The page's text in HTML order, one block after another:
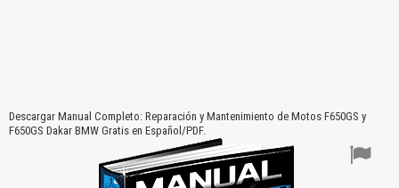
Descargar Manual Completo: Reparación y Mantenimiento de Motos F650GS y
F650GS Dakar BMW Gratis en Español/PDF.